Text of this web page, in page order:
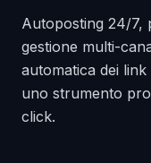
Autoposting 24/7,
gestione multi-
automatica dei
uno strumento
click.